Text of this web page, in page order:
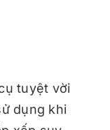
tuyệt vời
dụng khi